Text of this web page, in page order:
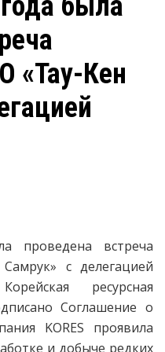
«Тау-Кен
проведена встреча
с делегацией
ресурсная
Соглашение о
KORES проявила
и добыче редких